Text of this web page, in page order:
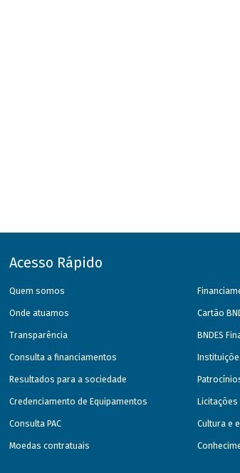
Acesso Rápido
Quem somos
Onde atuamos
Transparência
Consulta a financiamentos
Resultados para a sociedade
Credenciamento de Equipamentos
Consulta PAC
Moedas contratuais
Cartão
BNDES
Licitações
Cultura e